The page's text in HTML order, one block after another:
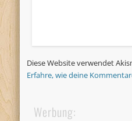
Diese Website verwendet
Erfahre, wie deine
Werbung: